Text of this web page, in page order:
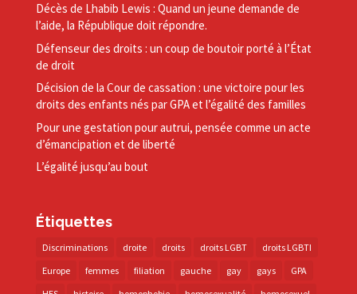
Décès de Lhabib Lewis : Quand un jeune demande de
l’aide, la République doit répondre.
Défenseur des droits : un coup de boutoir porté à l’État
de droit
Décision de la Cour de cassation : une victoire pour les
droits des enfants nés par GPA et l’égalité des familles
Pour une gestation pour autrui, pensée comme un acte
d’émancipation et de liberté
L’égalité jusqu’au bout
Étiquettes
Discriminations droite droits droits LGBT
droits LGBTI
Europe
femmes filiation gauche gay gays
GPA